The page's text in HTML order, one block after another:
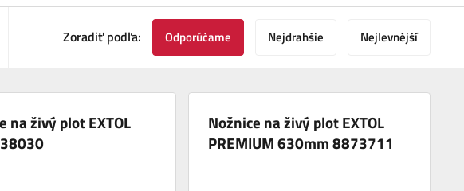
Zoradiť podľa: Odporúčame Nejdrahšie Nejlevnější
na živý plot EXTOL
38030
Nožnice na živý plot EXTOL
PREMIUM 630mm 8873711